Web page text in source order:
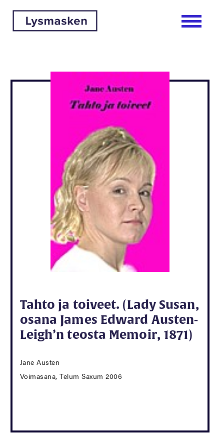
Tahto ja toiveet. (Lady Susan,
osana James Edward Austen-
Leigh’n teosta Memoir, 1871)
Jane Austen
Voimasana, Telum Saxum 2006